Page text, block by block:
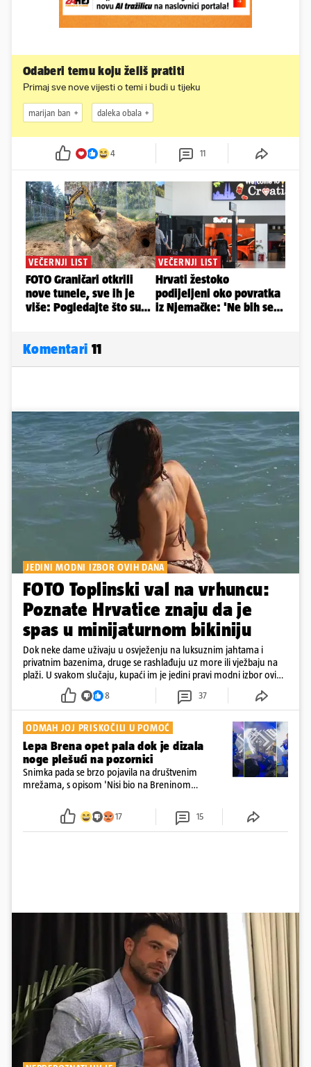
Odaberi temu koju želiš pratiti
Primaj sve nove vijesti o temi i budi u tijeku
marijan ban daleka obala
4 11
Komentari 11
JEDINI MODNI IZBOR OVIH DANA
FOTO Toplinski val na vrhuncu:
Poznate Hrvatice znaju da je
spas u minijaturnom bikiniju
Dok neke dame uživaju u osvježenju na luksuznim jahtama i
privatnim bazenima, druge se rashlađuju uz more ili vježbaju na
plaži. U svakom slučaju, kupaći im je jedini pravi modni izbor ovih
8 37
ODMAH JOJ PRISKOČILI U POMOĆ
Lepa Brena opet pala dok je dizala
noge plešući na pozornici
Snimka pada se brzo pojavila na društvenim
mrežama, s opisom 'Nisi bio na Breninom
Srećom, pjevačica se nije ozlijedila nego je s
osmijehom nastavila pjevati
17 15